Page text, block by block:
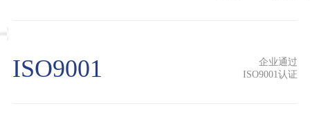
ISO9001
企业通过
ISO9001认证